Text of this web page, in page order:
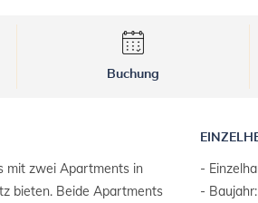
Buchung
mit zwei Apartments in
bieten. Beide Apartments
-
-